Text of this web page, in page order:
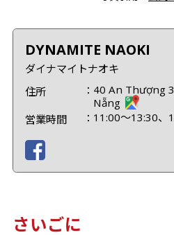
DYNAMITE NAOKI
ダイナマイトナオキ
住所
40 An Thượng
Nẵng
営業時間
11:00～13:30、
さいごに